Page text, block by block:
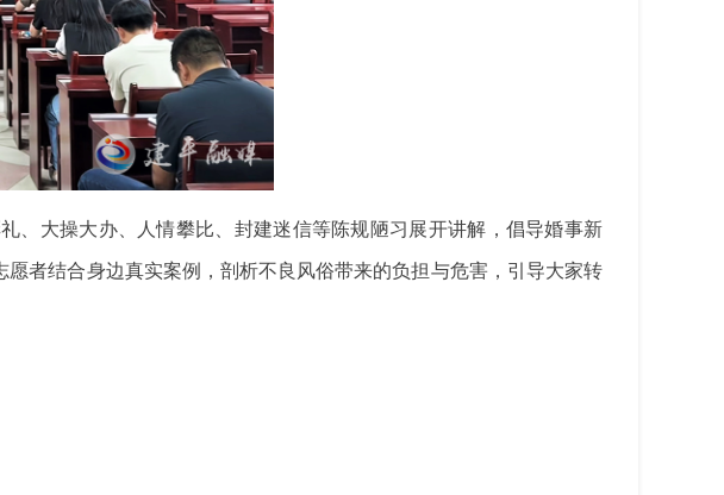
、大操大办、人情攀比、封建迷信等陈规陋习展开讲解，倡导婚事新
者结合身边真实案例，剖析不良风俗带来的负担与危害，引导大家转